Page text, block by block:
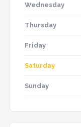
Wednesday
Thursday
Friday
Saturday
Sunday